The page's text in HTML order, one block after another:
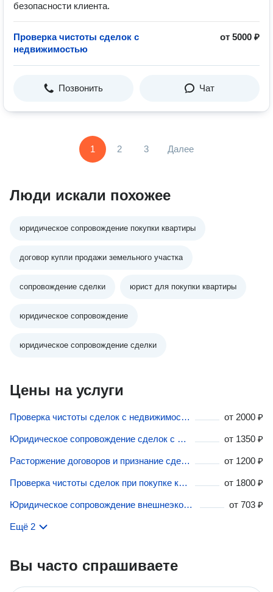
безопасности клиента.
Проверка чистоты сделок с
недвижимостью
от 5000 ₽
Позвонить Чат
1 2 3 Далее
Люди искали похожее
юридическое сопровождение покупки квартиры
договор купли продажи земельного участка
сопровождение сделки юрист для покупки квартиры
юридическое сопровождение
юридическое сопровождение сделки
Цены на услуги
Проверка чистоты сделок с недвижимостью во Владивостоке от 2000 ₽
Юридическое сопровождение сделок с бизнесом во Владивостоке от 1350 ₽
Расторжение договоров и признание сделок недействительными во Владивостоке от 1200 ₽
Проверка чистоты сделок при покупке квартиры во Владивостоке от 1800 ₽
Юридическое сопровождение внешнеэкономических сделок во Владивостоке от 703 ₽
Ещё 2
Вы часто спрашиваете